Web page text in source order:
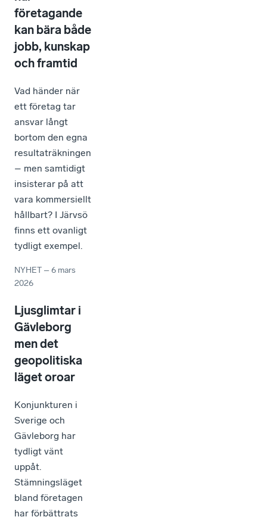
företagande
kan bära både
jobb, kunskap
och framtid
Vad händer när
ett företag tar
ansvar långt
bortom den egna
resultaträkningen
– men samtidigt
insisterar på att
vara kommersiellt
hållbart? I Järvsö
finns ett ovanligt
tydligt exempel.
NYHET –6 mars
2026
Ljusglimtar i
Gävleborg
men det
geopolitiska
läget oroar
Konjunkturen i
Sverige och
Gävleborg har
tydligt vänt
uppåt.
Stämningsläget
bland företagen
har förbättrats